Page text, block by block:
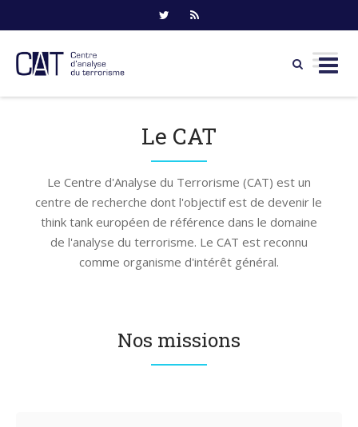
Le CAT
Le Centre d'Analyse du Terrorisme (CAT) est un
centre de recherche dont l'objectif est de devenir le
think tank européen de référence dans le domaine
de l'analyse du terrorisme. Le CAT est reconnu
comme organisme d'intérêt général.
Nos missions